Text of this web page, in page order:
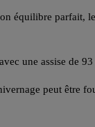
équilibre parfait,
une assise de
peut être